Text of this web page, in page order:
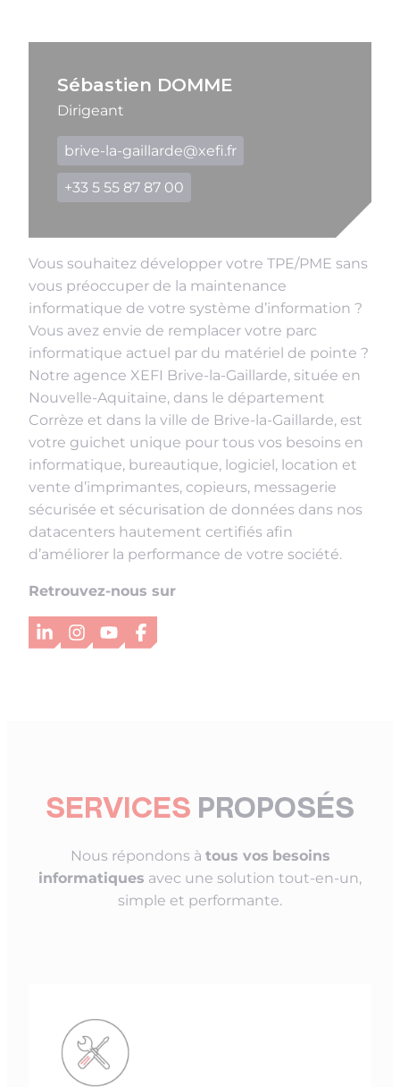
Sébastien DOMME
Dirigeant
brive-la-gaillarde@xefi.fr
+33 5 55 87 87 00
Vous souhaitez développer votre TPE/PME sans
vous préoccuper de la maintenance
informatique de votre système d’information ?
Vous avez envie de remplacer votre parc
informatique actuel par du matériel de pointe ?
Notre agence XEFI Brive-la-Gaillarde, située en
Nouvelle-Aquitaine, dans le département
Corrèze et dans la ville de Brive-la-Gaillarde, est
votre guichet unique pour tous vos besoins en
informatique, bureautique, logiciel, location et
vente d’imprimantes, copieurs, messagerie
sécurisée et sécurisation de données dans nos
datacenters hautement certifiés afin
d’améliorer la performance de votre société.
Retrouvez-nous sur
LinkedInInstagram
YouTubeFacebook
SERVICESPROPOSÉS
Nous répondons à tous vos besoins
informatiques avec une solution tout-en-un,
simple et performante.